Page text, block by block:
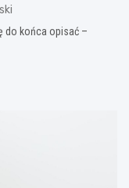
do końca opisać –